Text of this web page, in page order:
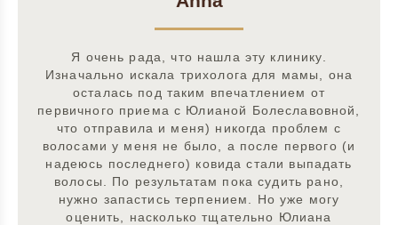
Я очень рада, что нашла эту клинику.
Изначально искала трихолога для мамы, она
осталась под таким впечатлением от
первичного приема с Юлианой Болеславовной,
что отправила и меня) никогда проблем с
волосами у меня не было, а после первого (и
надеюсь последнего) ковида стали выпадать
волосы. По результатам пока судить рано,
нужно запастись терпением. Но уже могу
оценить, насколько тщательно Юлиана